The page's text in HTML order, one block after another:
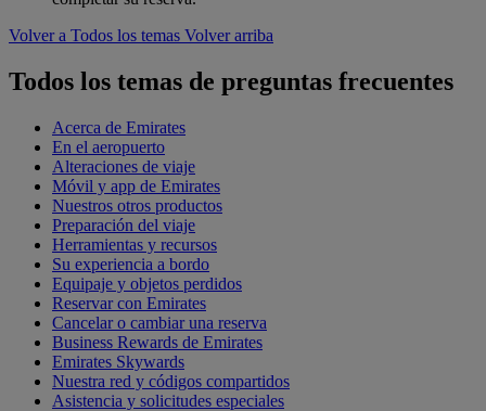
Volver a Todos los temas Volver arriba
Todos los temas de preguntas frecuentes
Acerca de Emirates
En el aeropuerto
Alteraciones de viaje
Móvil y app de Emirates
Nuestros otros productos
Preparación del viaje
Herramientas y recursos
Su experiencia a bordo
Equipaje y objetos perdidos
Reservar con Emirates
Cancelar o cambiar una reserva
Business Rewards de Emirates
Emirates Skywards
Nuestra red y códigos compartidos
Asistencia y solicitudes especiales